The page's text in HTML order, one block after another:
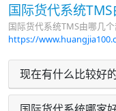
国际货代系统TMS
国际货代系统TMS由哪几
https://
现在有什么比较好